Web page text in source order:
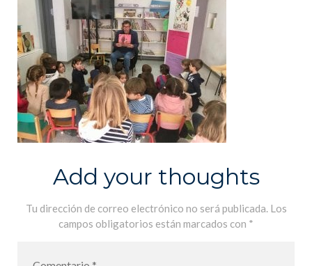
Add your thoughts
Tu dirección de correo electrónico no será publicada. Los
campos obligatorios están marcados con *